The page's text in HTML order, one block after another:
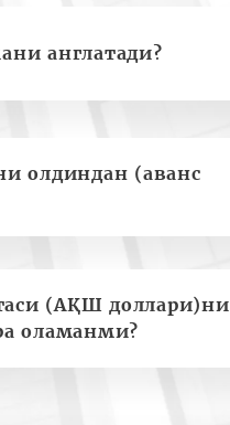
англатади?
олдиндан (аванс
(АҚШ доллари)ни
оламанми?